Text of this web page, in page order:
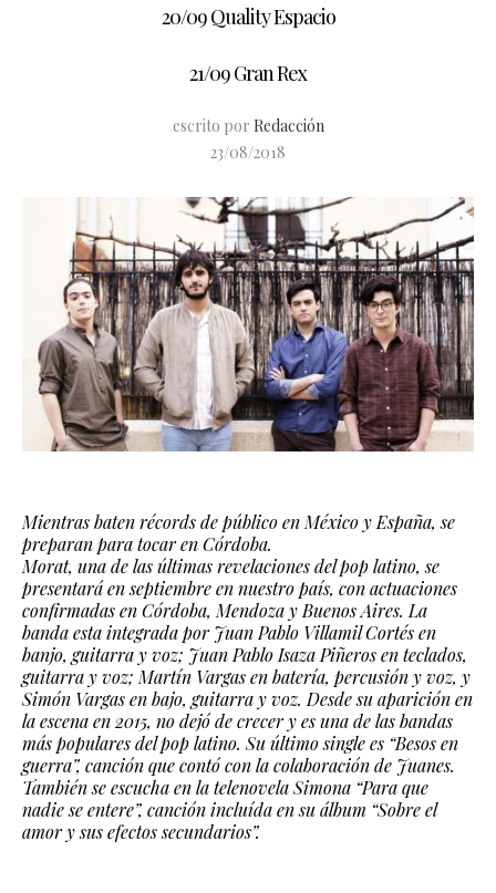
20/09 Quality Espacio
21/09 Gran Rex
escrito por Redacción
23/08/2018
Mientras baten récords de público en México y España, se
preparan para tocar en Córdoba.
Morat, una de las últimas revelaciones del pop latino, se
presentará en septiembre en nuestro país, con actuaciones
confirmadas en Córdoba, Mendoza y Buenos Aires. La
banda esta integrada por Juan Pablo Villamil Cortés en
banjo, guitarra y voz; Juan Pablo Isaza Piñeros en teclados,
guitarra y voz; Martín Vargas en batería, percusión y voz, y
Simón Vargas en bajo, guitarra y voz. Desde su aparición en
la escena en 2015, no dejó de crecer y es una de las bandas
más populares del pop latino. Su último single es “Besos en
guerra”, canción que contó con la colaboración de Juanes.
También se escucha en la telenovela Simona “Para que
nadie se entere”, canción incluída en su álbum “Sobre el
amor y sus efectos secundarios”.